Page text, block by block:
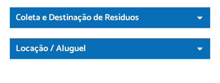
Coleta e Destinação de Resíduos
Locação / Aluguel